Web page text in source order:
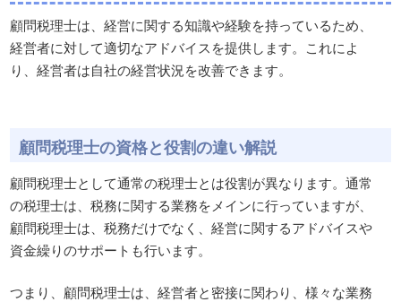
顧問税理士は、経営に関する知識や経験を持っているため、
経営者に対して適切なアドバイスを提供します。これによ
り、経営者は自社の経営状況を改善できます。
顧問税理士の資格と役割の違い解説
顧問税理士として通常の税理士とは役割が異なります。通常
の税理士は、税務に関する業務をメインに行っていますが、
顧問税理士は、税務だけでなく、経営に関するアドバイスや
資金繰りのサポートも行います。
つまり、顧問税理士は、経営者と密接に関わり、様々な業務